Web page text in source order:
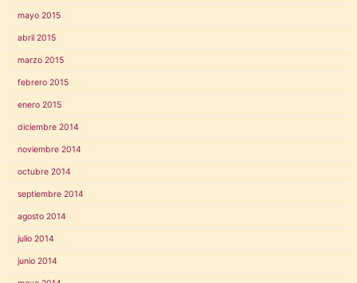
mayo 2015
abril 2015
marzo 2015
febrero 2015
enero 2015
diciembre 2014
noviembre 2014
octubre 2014
septiembre 2014
agosto 2014
julio 2014
junio 2014